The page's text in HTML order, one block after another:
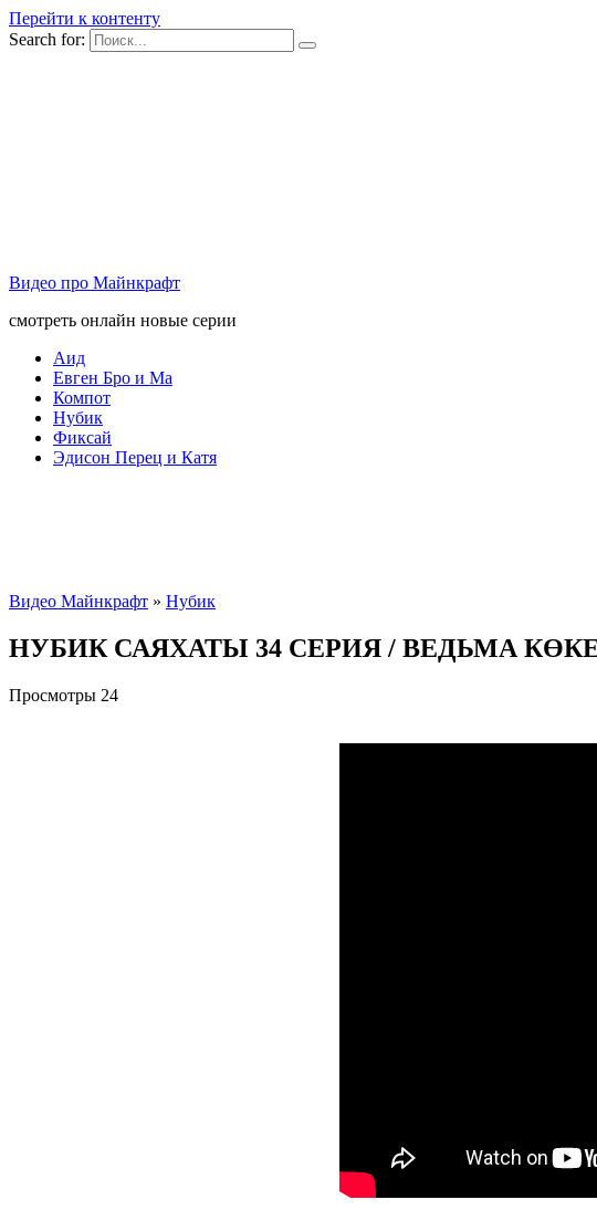
Перейти к контенту
Search for:
Видео про Майнкрафт
смотреть онлайн новые серии
Аид
Евген Бро и Ма
Компот
Нубик
Фиксай
Эдисон Перец и Катя
Видео Майнкрафт » Нубик
НУБИК САЯХАТЫ 34 СЕРИЯ / ВЕДЬМА
Просмотры 24